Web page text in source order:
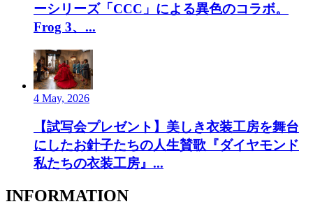
ーシリーズ「CCC」による異色のコラボ。
Frog 3、...
4 May, 2026
【試写会プレゼント】美しき衣装工房を舞台
にしたお針子たちの人生賛歌『ダイヤモンド
私たちの衣装工房』...
INFORMATION